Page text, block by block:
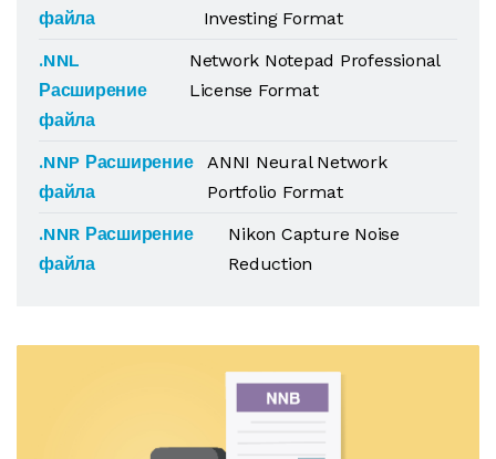
файла
Investing Format
.NNL
Расширение
файла
Network Notepad Professional
License Format
.NNP Расширение
файла
ANNI Neural Network
Portfolio Format
.NNR Расширение
файла
Nikon Capture Noise
Reduction